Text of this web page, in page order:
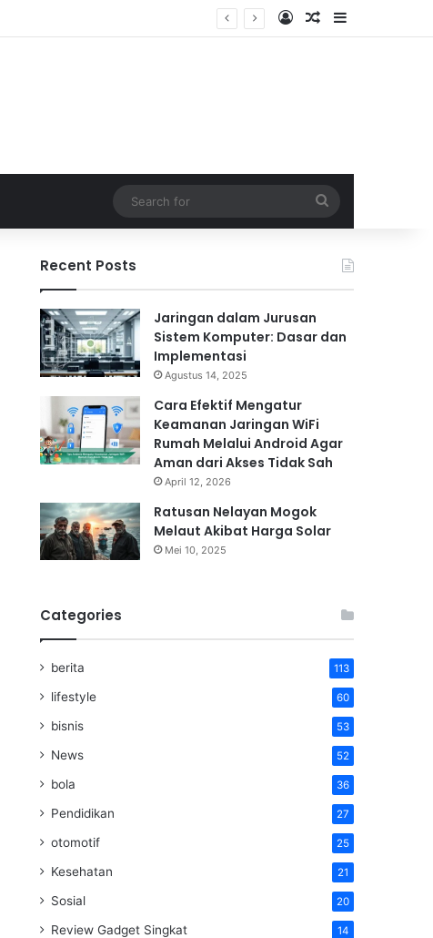
Log InRandom Article
Sidebar
for
Recent Posts
Jaringan dalam Jurusan
Sistem Komputer: Dasar dan
Implementasi
Agustus 14, 2025
Cara Efektif Mengatur
Keamanan Jaringan WiFi
Rumah Melalui Android Agar
Aman dari Akses Tidak Sah
April 12, 2026
Ratusan Nelayan Mogok
Melaut Akibat Harga Solar
Mei 10, 2025
Categories
berita 113
lifestyle 60
bisnis 53
News 52
bola 36
Pendidikan 27
otomotif 25
Kesehatan 21
Sosial 20
Review Gadget Singkat 14